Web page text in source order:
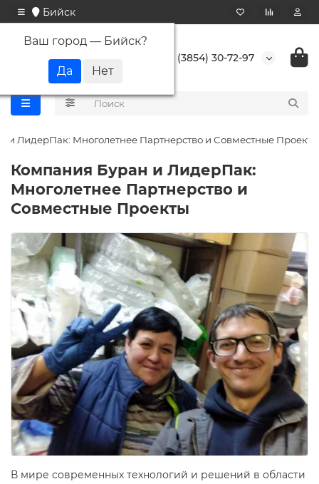
Бийск
Ваш город — Бийск?
+7 (3854) 30-72-97
и ЛидерПак: Многолетнее Партнерство и Совместные Проекты
Компания Буран и ЛидерПак:
Многолетнее Партнерство и
Совместные Проекты
В мире современных технологий и решений в области